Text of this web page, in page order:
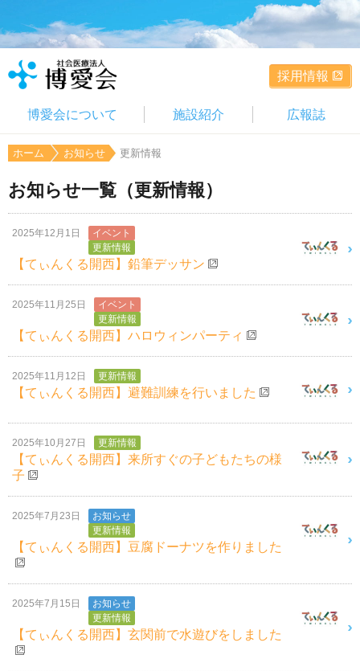
採用情報
博愛会について 施設紹介 広報誌
ホーム お知らせ 更新情報
お知らせ一覧（更新情報）
2025年12月1日
イベント
更新情報
【てぃんくる開西】鉛筆デッサン
2025年11月25日
イベント
更新情報
【てぃんくる開西】ハロウィンパーティ
2025年11月12日 更新情報
【てぃんくる開西】避難訓練を行いました
2025年10月27日 更新情報
【てぃんくる開西】来所すぐの子どもたちの様
子
2025年7月23日
お知らせ
更新情報
【てぃんくる開西】豆腐ドーナツを作りました
2025年7月15日
お知らせ
更新情報
【てぃんくる開西】玄関前で水遊びをしました